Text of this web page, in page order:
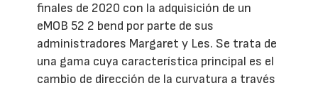
finales de 2020 con la adquisición de un
eMOB 52 2 bend por parte de sus
administradores Margaret y Les. Se trata de
una gama cuya característica principal es el
cambio de dirección de la curvatura a través